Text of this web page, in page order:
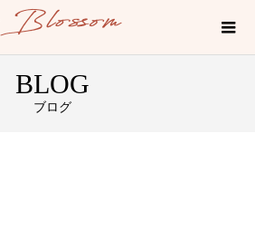
BLOG
ブログ